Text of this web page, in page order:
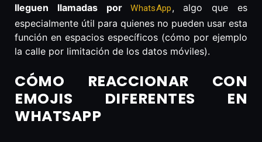
lleguen llamadas porWhatsApp, algo que es
especialmente útil para quienes no pueden usar esta
función en espacios específicos (cómo por ejemplo
la calle por limitación de los datos móviles).
CÓMO REACCIONAR CON
EMOJIS DIFERENTES EN
WHATSAPP